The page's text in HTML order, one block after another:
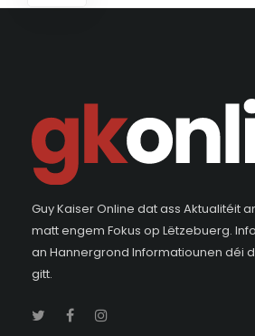
Guy Kaiser Online dat ass Aktualitéit
matt engem Fokus op Lëtzebuerg.
an Hannergrond Informatiounen déi
gitt.